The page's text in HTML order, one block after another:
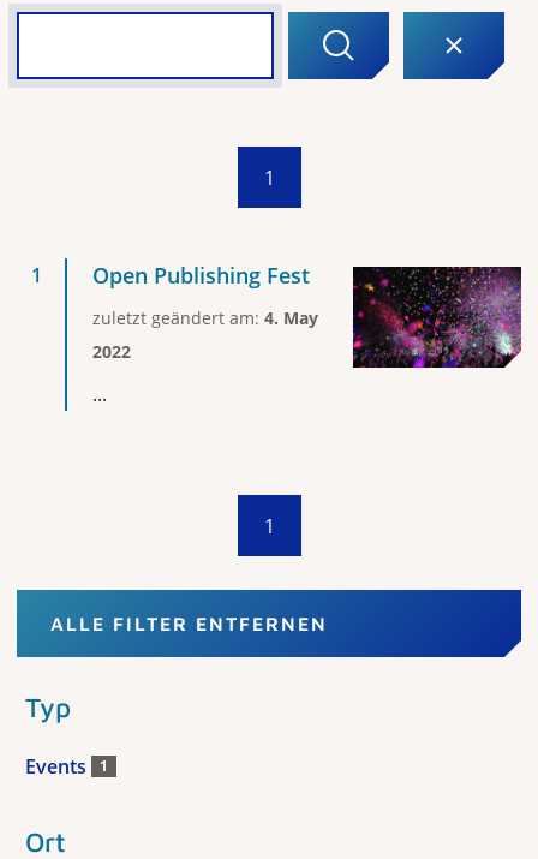
1
Open Publishing Fest
zuletzt geändert am: 4. May
2022
...
1
ALLE FILTER ENTFERNEN
Typ
Events 1
Ort